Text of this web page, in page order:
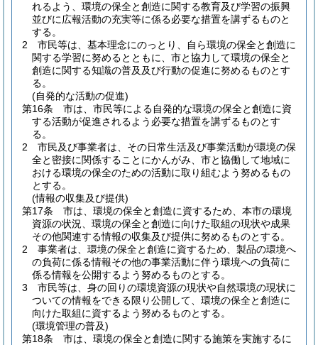
れるよう、環境の保全と創造に関する教育及び学習の振興
並びに広報活動の充実等に係る必要な措置を講ずるものと
する。
2
市民等は、基本理念にのっとり、自ら環境の保全と創造に
関する学習に努めるとともに、市と協力して環境の保全と
創造に関する知識の普及及び行動の促進に努めるものとす
る。
(自発的な活動の促進)
第16条
市は、市民等による自発的な環境の保全と創造に資
する活動が促進されるよう必要な措置を講ずるものとす
る。
2
市民及び事業者は、その日常生活及び事業活動が環境の保
全と密接に関係することにかんがみ、市と協働して地域に
おける環境の保全のための活動に取り組むよう努めるもの
とする。
(情報の収集及び提供)
第17条
市は、環境の保全と創造に資するため、本市の環境
資源の状況、環境の保全と創造に向けた取組の現状や成果
その他関連する情報の収集及び提供に努めるものとする。
2
事業者は、環境の保全と創造に資するため、製品の環境へ
の負荷に係る情報その他の事業活動に伴う環境への負荷に
係る情報を公開するよう努めるものとする。
3
市民等は、身の回りの環境資源の現状や自然環境の現状に
ついての情報をできる限り公開して、環境の保全と創造に
向けた取組に資するよう努めるものとする。
(環境管理の普及)
第18条
市は、環境の保全と創造に関する施策を実施するに